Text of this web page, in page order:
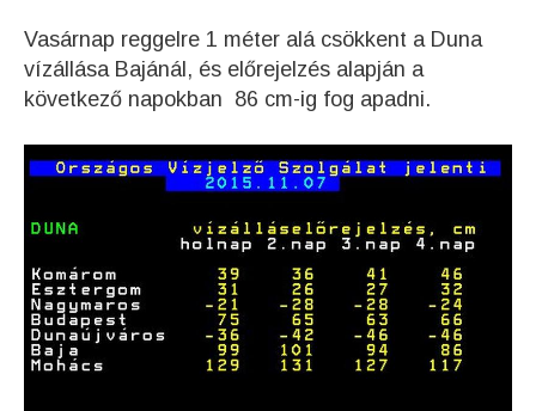
Vasárnap reggelre 1 méter alá csökkent a Duna
vízállása Bajánál, és előrejelzés alapján a
következő napokban 86 cm-ig fog apadni.